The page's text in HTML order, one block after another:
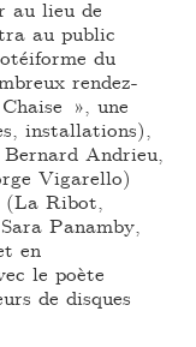
au lieu de
au public
du
rendez-
», une
installations),
Andrieu,
Vigarello)
(La Ribot,
Panamby,
en
le poète
de disques